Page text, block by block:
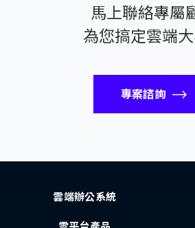
馬上聯絡專屬
為您搞定雲端
專案諮詢
雲端辦公系統